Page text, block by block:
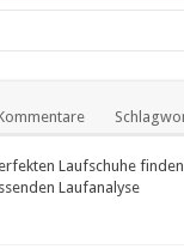
Laufschuhe
Laufanalyse